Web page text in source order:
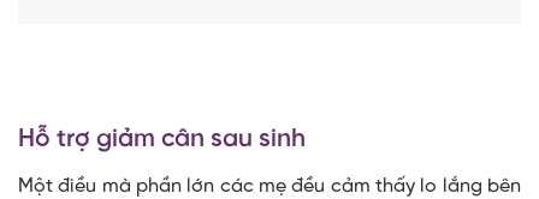
Hỗ trợ giảm cân sau sinh
Một điều mà phần lớn các mẹ đều cảm thấy lo lắng bên